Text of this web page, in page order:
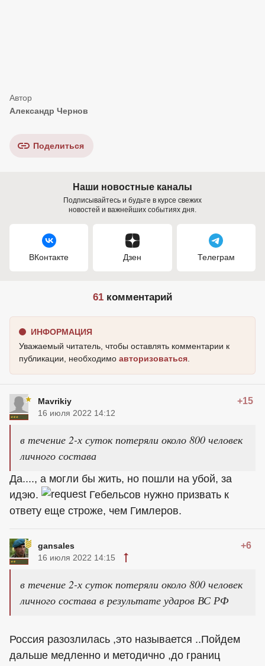
Александр Чернов
Поделиться
Наши новостные каналы
Подписывайтесь и будьте в курсе свежих
новостей и важнейших событиях дня.
ВКонтакте Дзен Телеграм
61 комментарий
ИНФОРМАЦИЯ
Уважаемый читатель, чтобы оставлять комментарии к
публикации, необходимо авторизоваться.
Mavrikiy +15
16 июля 2022 14:12
в течение 2-х суток потеряли около 800 человек
личного состава
Да...., а могли бы жить, но пошли на убой, за
идэю.
Гебельсов нужно призвать к
ответу еще строже, чем Гимлеров.
gansales +6
16 июля 2022 14:15
в течение 2-х суток потеряли около 800 человек
личного состава в результате ударов ВС РФ
Россия разозлилась ,это называется ..Пойдем
дальше медленно и методично ,до границ